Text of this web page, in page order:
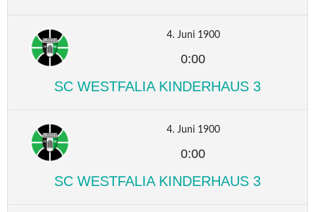
4. Juni 1900
0:00
SC WESTFALIA KINDERHAUS 3
4. Juni 1900
0:00
SC WESTFALIA KINDERHAUS 3